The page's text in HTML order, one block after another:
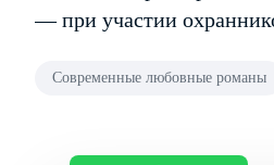
— при участии
Современные любовные романы